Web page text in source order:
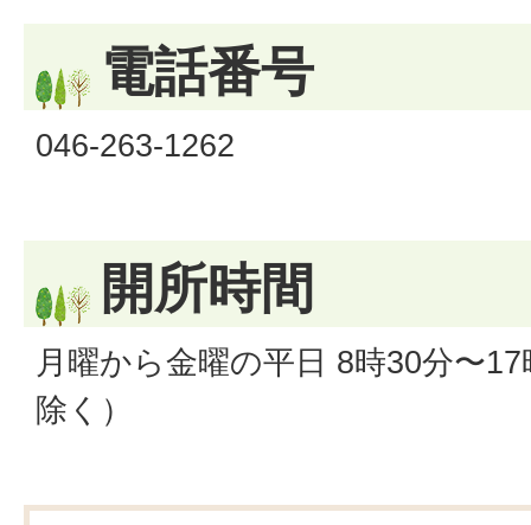
電話番号
046-263-1262
開所時間
月曜から金曜の平日 8時30分〜
除く）